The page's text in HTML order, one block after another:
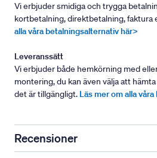
Vi erbjuder smidiga och trygga
kortbetalning, direktbetalning, faktura
alla våra betalningsalternativ här>
Leveranssätt
Vi erbjuder både hemkörning med
montering, du kan även välja att
det är tillgängligt. Läs mer om alla
Recensioner